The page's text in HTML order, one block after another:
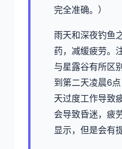
完全准确。）
雨天和深夜钓鱼
药，减缓疲劳。
与星露谷有所区
到第二天凌晨6
天过度工作导致
会导致昏迷，疲
显示，但是会有